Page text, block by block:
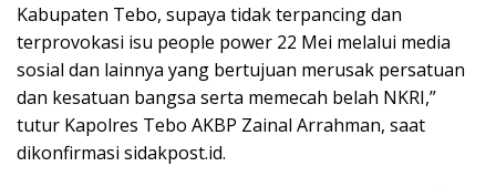
Kabupaten Tebo, supaya tidak terpancing dan
terprovokasi isu people power 22 Mei melalui media
sosial dan lainnya yang bertujuan merusak persatuan
dan kesatuan bangsa serta memecah belah NKRI,”
tutur Kapolres Tebo AKBP Zainal Arrahman, saat
dikonfirmasi sidakpost.id.